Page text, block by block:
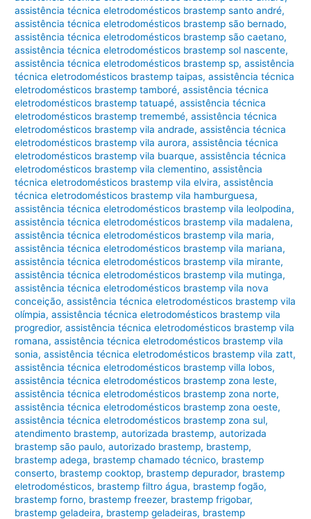
assistência técnica eletrodomésticos brastemp santo andré,
assistência técnica eletrodomésticos brastemp são bernado,
assistência técnica eletrodomésticos brastemp são caetano,
assistência técnica eletrodomésticos brastemp sol nascente,
assistência técnica eletrodomésticos brastemp sp,assistência
técnica eletrodomésticos brastemp taipas,assistência técnica
eletrodomésticos brastemp tamboré,assistência técnica
eletrodomésticos brastemp tatuapé,assistência técnica
eletrodomésticos brastemp tremembé,assistência técnica
eletrodomésticos brastemp vila andrade,assistência técnica
eletrodomésticos brastemp vila aurora,assistência técnica
eletrodomésticos brastemp vila buarque,assistência técnica
eletrodomésticos brastemp vila clementino,assistência
técnica eletrodomésticos brastemp vila elvira,assistência
técnica eletrodomésticos brastemp vila hamburguesa,
assistência técnica eletrodomésticos brastemp vila leolpodina,
assistência técnica eletrodomésticos brastemp vila madalena,
assistência técnica eletrodomésticos brastemp vila maria,
assistência técnica eletrodomésticos brastemp vila mariana,
assistência técnica eletrodomésticos brastemp vila mirante,
assistência técnica eletrodomésticos brastemp vila mutinga,
assistência técnica eletrodomésticos brastemp vila nova
conceição,assistência técnica eletrodomésticos brastemp vila
olímpia,assistência técnica eletrodomésticos brastemp vila
progredior,assistência técnica eletrodomésticos brastemp vila
romana,assistência técnica eletrodomésticos brastemp vila
sonia,assistência técnica eletrodomésticos brastemp vila zatt,
assistência técnica eletrodomésticos brastemp villa lobos,
assistência técnica eletrodomésticos brastemp zona leste,
assistência técnica eletrodomésticos brastemp zona norte,
assistência técnica eletrodomésticos brastemp zona oeste,
assistência técnica eletrodomésticos brastemp zona sul,
atendimento brastemp,autorizada brastemp,autorizada
brastemp são paulo,autorizado brastemp, brastemp,
brastemp adega, brastemp chamado técnico, brastemp
conserto, brastemp cooktop, brastemp depurador, brastemp
eletrodomésticos, brastemp filtro água, brastemp fogão,
brastemp forno, brastemp freezer, brastemp frigobar,
brastemp geladeira, brastemp geladeiras, brastemp